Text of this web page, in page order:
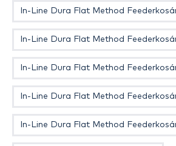
In-Line Dura Flat Method
In-Line Dura Flat Method
In-Line Dura Flat Method
In-Line Dura Flat Method
In-Line Dura Flat Method